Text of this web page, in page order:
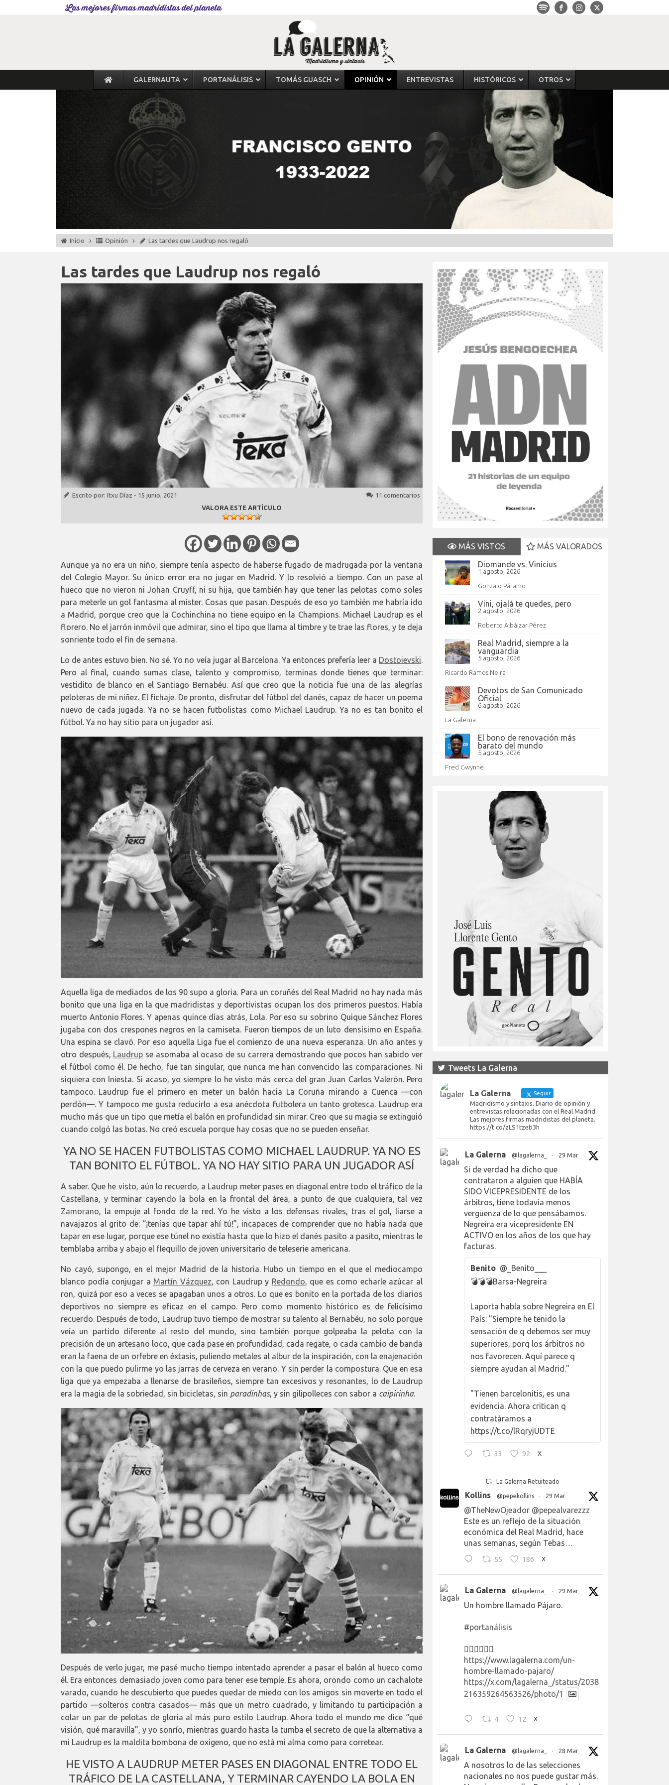
Las mejores firmas madridistas del planeta
GALERNAUTA PORTANÁLISIS TOMÁS GUASCH OPINIÓN ENTREVISTAS HISTÓRICOS OTROS
Inicio Opinión Las tardes que Laudrup nos regaló
Las tardes que Laudrup nos regaló
Escrito por: Itxu Díaz - 15 junio, 2021
11 comentarios
VALORA ESTE ARTÍCULO
Aunque ya no era un niño, siempre tenía aspecto de haberse fugado de madrugada por la ventana
del Colegio Mayor. Su único error era no jugar en Madrid. Y lo resolvió a tiempo. Con un pase al
hueco que no vieron ni Johan Cruyff, ni su hija, que también hay que tener las pelotas como soles
para meterle un gol fantasma al míster. Cosas que pasan. Después de eso yo también me habría ido
a Madrid, porque creo que la Cochinchina no tiene equipo en la Champions. Michael Laudrup es el
florero. No el jarrón inmóvil que admirar, sino el tipo que llama al timbre y te trae las flores, y te deja
sonriente todo el fin de semana.
Lo de antes estuvo bien. No sé. Yo no veía jugar al Barcelona. Ya entonces prefería leer a Dostoievski.
Pero al final, cuando sumas clase, talento y compromiso, terminas donde tienes que terminar:
vestidito de blanco en el Santiago Bernabéu. Así que creo que la noticia fue una de las alegrías
peloteras de mi niñez. El fichaje. De pronto, disfrutar del fútbol del danés, capaz de hacer un poema
nuevo de cada jugada. Ya no se hacen futbolistas como Michael Laudrup. Ya no es tan bonito el
fútbol. Ya no hay sitio para un jugador así.
Aquella liga de mediados de los 90 supo a gloria. Para un coruñés del Real Madrid no hay nada más
bonito que una liga en la que madridistas y deportivistas ocupan los dos primeros puestos. Había
muerto Antonio Flores. Y apenas quince días atrás, Lola. Por eso su sobrino Quique Sánchez Flores
jugaba con dos crespones negros en la camiseta. Fueron tiempos de un luto densísimo en España.
Una espina se clavó. Por eso aquella Liga fue el comienzo de una nueva esperanza. Un año antes y
otro después, Laudrup se asomaba al ocaso de su carrera demostrando que pocos han sabido ver
el fútbol como él. De hecho, fue tan singular, que nunca me han convencido las comparaciones. Ni
siquiera con Iniesta. Si acaso, yo siempre lo he visto más cerca del gran Juan Carlos Valerón. Pero
tampoco. Laudrup fue el primero en meter un balón hacia La Coruña mirando a Cuenca —con
perdón—. Y tampoco me gusta reducirlo a esa anécdota futbolera un tanto grotesca. Laudrup era
mucho más que un tipo que metía el balón en profundidad sin mirar. Creo que su magia se extinguió
cuando colgó las botas. No creó escuela porque hay cosas que no se pueden enseñar.
YA NO SE HACEN FUTBOLISTAS COMO MICHAEL LAUDRUP. YA NO ES
TAN BONITO EL FÚTBOL. YA NO HAY SITIO PARA UN JUGADOR ASÍ
A saber. Que he visto, aún lo recuerdo, a Laudrup meter pases en diagonal entre todo el tráfico de la
Castellana, y terminar cayendo la bola en la frontal del área, a punto de que cualquiera, tal vez
Zamorano, la empuje al fondo de la red. Yo he visto a los defensas rivales, tras el gol, liarse a
navajazos al grito de: “¡tenías que tapar ahí tú!”, incapaces de comprender que no había nada que
tapar en ese lugar, porque ese túnel no existía hasta que lo hizo el danés pasito a pasito, mientras le
temblaba arriba y abajo el flequillo de joven universitario de teleserie americana.
No cayó, supongo, en el mejor Madrid de la historia. Hubo un tiempo en el que el mediocampo
blanco podía conjugar a Martín Vázquez, con Laudrup y Redondo, que es como echarle azúcar al
ron, quizá por eso a veces se apagaban unos a otros. Lo que es bonito en la portada de los diarios
deportivos no siempre es eficaz en el campo. Pero como momento histórico es de felicísimo
recuerdo. Después de todo, Laudrup tuvo tiempo de mostrar su talento al Bernabéu, no solo porque
veía un partido diferente al resto del mundo, sino también porque golpeaba la pelota con la
precisión de un artesano loco, que cada pase en profundidad, cada regate, o cada cambio de banda
eran la faena de un orfebre en éxtasis, puliendo metales al albur de la inspiración, con la enajenación
con la que puedo pulirme yo las jarras de cerveza en verano. Y sin perder la compostura. Que en esa
liga que ya empezaba a llenarse de brasileños, siempre tan excesivos y resonantes, lo de Laudrup
era la magia de la sobriedad, sin bicicletas, sin paradinhas, y sin gilipolleces con sabor a caipirinha.
Después de verlo jugar, me pasé mucho tiempo intentado aprender a pasar el balón al hueco como
él. Era entonces demasiado joven como para tener ese temple. Es ahora, orondo como un cachalote
varado, cuando he descubierto que puedes quedar de miedo con los amigos sin moverte en todo el
partido —solteros contra casados— más que un metro cuadrado, y limitando tu participación a
colar un par de pelotas de gloria al más puro estilo Laudrup. Ahora todo el mundo me dice “qué
visión, qué maravilla”, y yo sonrío, mientras guardo hasta la tumba el secreto de que la alternativa a
mi Laudrup es la maldita bombona de oxígeno, que no está mi alma como para corretear.
HE VISTO A LAUDRUP METER PASES EN DIAGONAL ENTRE TODO EL
TRÁFICO DE LA CASTELLANA, Y TERMINAR CAYENDO LA BOLA EN
MÁS VISTOS
MÁS VALORADOS
Diomande vs. Vinícius
1 agosto, 2026
Gonzalo Páramo
Vini, ojalá te quedes, pero
2 agosto, 2026
Roberto Albáizar Pérez
Real Madrid, siempre a la
vanguardia
5 agosto, 2026
Ricardo Ramos Neira
Devotos de San Comunicado
Oficial
6 agosto, 2026
La Galerna
El bono de renovación más
barato del mundo
5 agosto, 2026
Fred Gwynne
Tweets La Galerna
La Galerna Seguir
Madridismo y sintaxis. Diario de opinión y
entrevistas relacionadas con el Real Madrid.
Las mejores firmas madridistas del planeta.
https://t.co/zLS1tzeb3h
La Galerna @lagalerna_ · 29 Mar
Si de verdad ha dicho que
contrataron a alguien que HABÍA
SIDO VICEPRESIDENTE de los
árbitros, tiene todavía menos
vergüenza de lo que pensábamos.
Negreira era vicepresidente EN
ACTIVO en los años de los que hay
facturas.
Benito @_Benito___
💣💣💣Barsa-Negreira
Laporta habla sobre Negreira en El
País: "Siempre he tenido la
sensación de q debemos ser muy
superiores, porq los árbitros no
nos favorecen. Aquí parece q
siempre ayudan al Madrid."
"Tienen barcelonitis, es una
evidencia. Ahora critican q
contratáramos a
https://t.co/lRqryjUDTE
33 92 X
La Galerna Retuiteado
Kollins @pepekollins · 29 Mar
@TheNewOjeador @pepealvarezzz
Este es un reflejo de la situación
económica del Real Madrid, hace
unas semanas, según Tebas…
55 186 X
La Galerna @lagalerna_ · 29 Mar
Un hombre llamado Pájaro.
#portanálisis
👉🏻👉🏻👉🏻
https://www.lagalerna.com/un-
hombre-llamado-pajaro/
https://x.com/lagalerna_/status/2038
216359264563526/photo/1
4 12 X
La Galerna @lagalerna_ · 28 Mar
A nosotros lo de las selecciones
nacionales no nos puede gustar más.